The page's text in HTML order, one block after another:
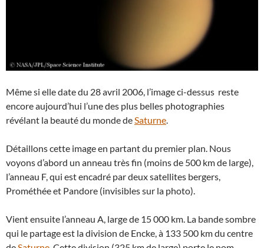
Même si elle date du 28 avril 2006, l’image ci-dessus reste
encore aujourd’hui l’une des plus belles photographies
révélant la beauté du monde deSaturne.
Détaillons cette image en partant du premier plan. Nous
voyons d’abord un anneau très fin (moins de 500 km de large),
l’anneau F, qui est encadré par deux satellites bergers,
Prométhée et Pandore (invisibles sur la photo).
Vient ensuite l’anneau A, large de 15 000 km. La bande sombre
qui le partage est la division de Encke, à 133 500 km du centre